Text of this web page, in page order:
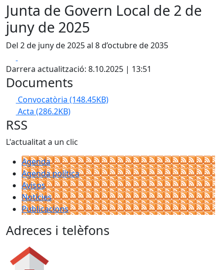
Junta de Govern Local de 2 de
juny de 2025
Del 2 de juny de 2025 al 8 d’octubre de 2035
Darrera actualització: 8.10.2025 | 13:51
Documents
Convocatòria (148.45KB)
Acta (286.2KB)
RSS
L'actualitat a un clic
Agenda
Agenda política
Avisos
Notícies
Publicacions
Adreces i telèfons